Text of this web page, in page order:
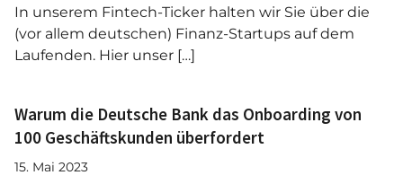
In unserem Fintech-Ticker halten wir Sie über die
(vor allem deutschen) Finanz-Startups auf dem
Laufenden. Hier unser […]
Warum die Deutsche Bank das Onboarding von
100 Geschäftskunden überfordert
15. Mai 2023